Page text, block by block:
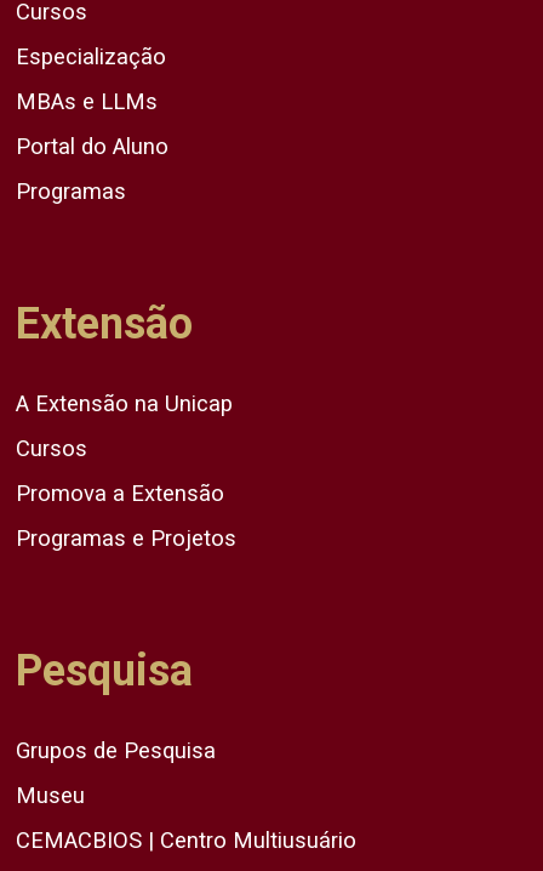
Cursos
Especialização
MBAs e LLMs
Portal do Aluno
Programas
Extensão
A Extensão na Unicap
Cursos
Promova a Extensão
Programas e Projetos
Pesquisa
Grupos de Pesquisa
Museu
CEMACBIOS | Centro Multiusuário